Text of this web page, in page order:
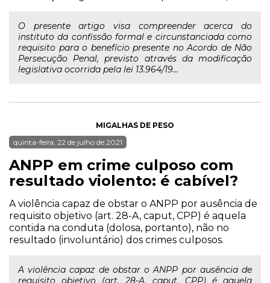
O presente artigo visa compreender acerca do
instituto da confissão formal e circunstanciada como
requisito para o benefício presente no Acordo de Não
Persecução Penal, previsto através da modificação
legislativa ocorrida pela lei 13.964/19...
MIGALHAS DE PESO
quinta-feira, 22 de julho de 2021
ANPP em crime culposo com
resultado violento: é cabível?
A violência capaz de obstar o ANPP por ausência de
requisito objetivo (art. 28-A, caput, CPP) é aquela
contida na conduta (dolosa, portanto), não no
resultado (involuntário) dos crimes culposos.
A violência capaz de obstar o ANPP por ausência de
requisito objetivo (art. 28-A, caput, CPP) é aquela